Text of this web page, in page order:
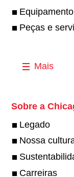
Peças e
Mais
Sobre a
Legado
Nossa
Carreiras